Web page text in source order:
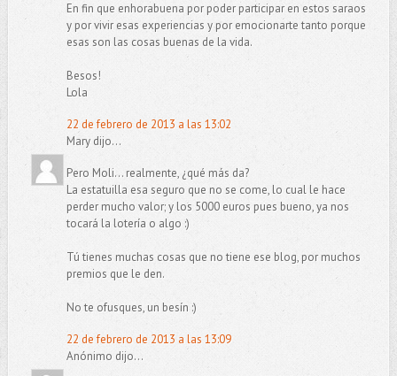
En fin que enhorabuena por poder participar en estos saraos
y por vivir esas experiencias y por emocionarte tanto porque
esas son las cosas buenas de la vida.
Besos!
Lola
22 de febrero de 2013 a las 13:02
Mary dijo...
Pero Moli... realmente, ¿qué más da?
La estatuilla esa seguro que no se come, lo cual le hace
perder mucho valor; y los 5000 euros pues bueno, ya nos
tocará la lotería o algo :)
Tú tienes muchas cosas que no tiene ese blog, por muchos
premios que le den.
No te ofusques, un besín :)
22 de febrero de 2013 a las 13:09
Anónimo dijo...